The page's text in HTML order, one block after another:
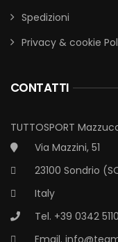
Spedizioni
Privacy & cookie
CONTATTI
TUTTOSPORT
Via Mazzini, 51
23100 Sondrio
Italy
Tel. +39 0342
Email.